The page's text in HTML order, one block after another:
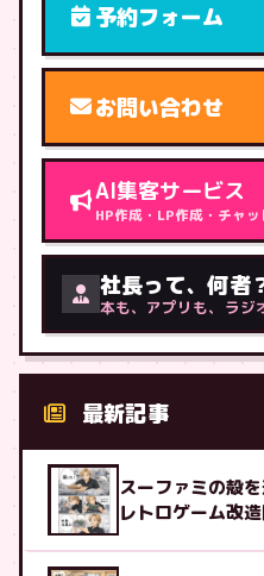
予約フォーム
お問い合わせ
AI集客サービス
HP作成・LP作成・チャ
社長って、何者
本も、アプリも、ラジ
最新記事
スーファミの殻
レトロゲーム改